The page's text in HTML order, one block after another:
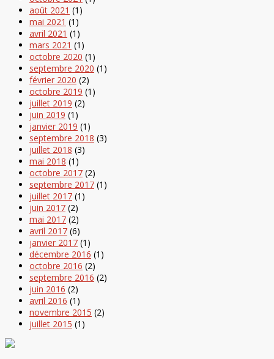
août 2021 (1)
mai 2021 (1)
avril 2021 (1)
mars 2021 (1)
octobre 2020 (1)
septembre 2020 (1)
février 2020 (2)
octobre 2019 (1)
juillet 2019 (2)
juin 2019 (1)
janvier 2019 (1)
septembre 2018 (3)
juillet 2018 (3)
mai 2018 (1)
octobre 2017 (2)
septembre 2017 (1)
juillet 2017 (1)
juin 2017 (2)
mai 2017 (2)
avril 2017 (6)
janvier 2017 (1)
décembre 2016 (1)
octobre 2016 (2)
septembre 2016 (2)
juin 2016 (2)
avril 2016 (1)
novembre 2015 (2)
juillet 2015 (1)